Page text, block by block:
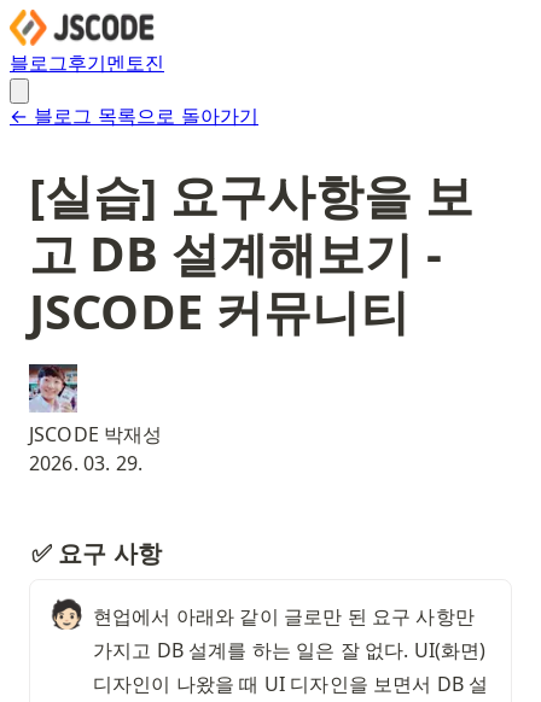
블로그후기멘토진
← 블로그 목록으로 돌아가기
[실습] 요구사항을 보
고 DB 설계해보기 -
JSCODE 커뮤니티
JSCODE 박재성
2026. 03. 29.
✅ 요구 사항
🧑🏻 현업에서 아래와 같이 글로만 된 요구 사항만
가지고 DB 설계를 하는 일은 잘 없다. UI(화면)
디자인이 나왔을 때 UI 디자인을 보면서 DB 설